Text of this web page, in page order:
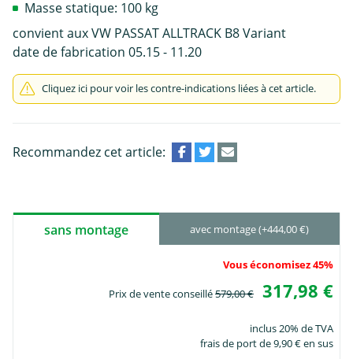
Masse statique: 100 kg
convient aux VW PASSAT ALLTRACK B8 Variant
date de fabrication 05.15 - 11.20
Cliquez ici pour voir les contre-indications liées à cet article.
Recommandez cet article:
sans montage avec montage (+444,00 €)
Vous économisez 45%
Prix de vente conseillé579,00 € 317,98 €
inclus 20% de TVA
frais de port de 9,90 € en sus